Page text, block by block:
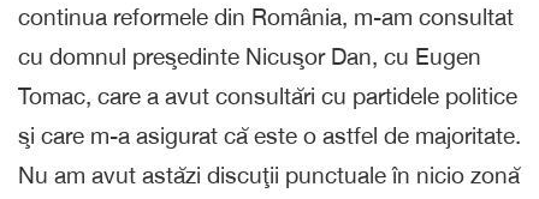
continua reformele din România, m-am consultat
cu domnul preşedinte Nicuşor Dan, cu Eugen
Tomac, care a avut consultări cu partidele politice
şi care m-a asigurat că este o astfel de majoritate.
Nu am avut astăzi discuţii punctuale în nicio zonă